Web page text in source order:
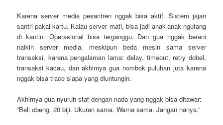
Karena server media pesantren nggak bisa aktif. Sistem jajan
santri pakai kartu. Kalau server mati, bisa jadi anak-anak ngutang
di kantin. Operasional bisa terganggu. Dan gua nggak berani
naikin server media, meskipun beda mesin sama server
transaksi, karena pengalaman lama: delay, timeout, retry dobel,
transaksi kacau, dan akhirnya gua nombok puluhan juta karena
nggak bisa trace siapa yang diuntungin.
Akhirnya gua nyuruh staf dengan nada yang nggak bisa ditawar:
“Beli obeng. 20 biji. Ukuran sama. Warna sama. Jangan nanya.”